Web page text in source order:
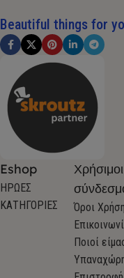
Beautiful things for
Eshop
ΗΡΩΕΣ
ΚΑΤΗΓΟΡΙΕΣ
Χρήσιμοι
Όροι
Ποιοί